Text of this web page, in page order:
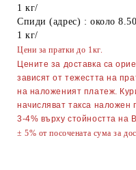
Точило за ножове
Парти Артикули
украса
АКСЕСОАРИ ЗА
1 кг/
Спиди (адрес) : около
1 кг/
Цени за пратки до 1кг.
Цените за доставка са
зависят от тежестта на
на наложеният платеж.
начисляват такса наложен
3-4% върху стойността на
± 5% от посочената сума за